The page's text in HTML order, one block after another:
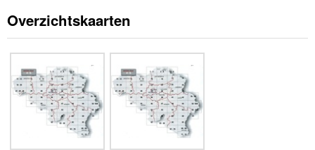
Overzichtskaarten